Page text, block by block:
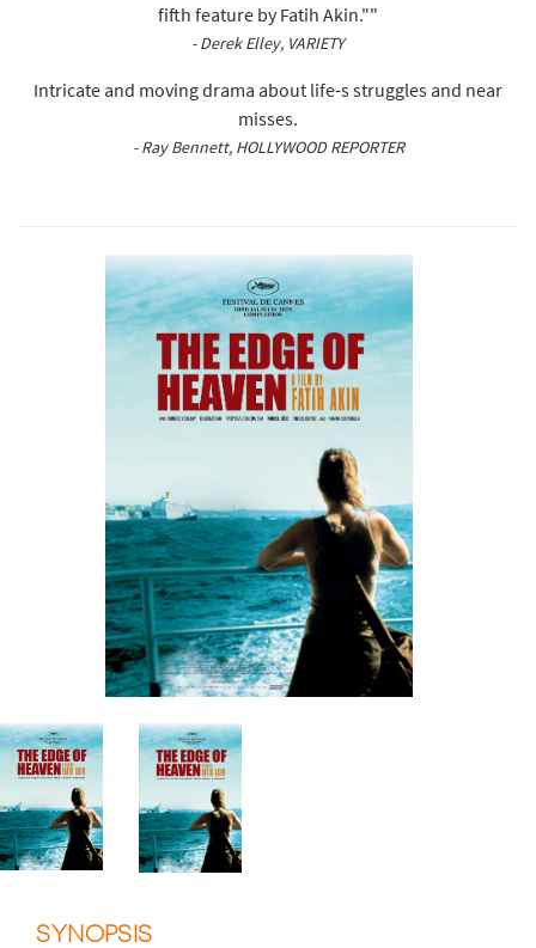
fifth feature by Fatih Akin.""
- Derek Elley, VARIETY
Intricate and moving drama about life-s struggles and near
misses.
- Ray Bennett, HOLLYWOOD REPORTER
SYNOPSIS